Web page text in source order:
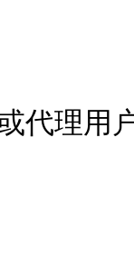
代理用